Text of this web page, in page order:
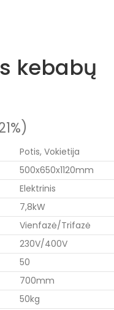
kebabų
Potis, Vokietija
500x650x1120mm
Elektrinis
7,8kW
Vienfazė/Trifazė
230V/400V
50
700mm
50kg